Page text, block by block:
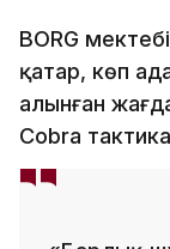
BORG
қатар, көп
алынған
Cobra